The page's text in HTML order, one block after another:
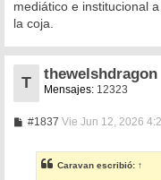
mediático e institucional
la coja.
T
thewelshdragon
Mensajes: 12323
#1837M
a
Vie Jun 12, 2026
Caravan escribió: ↑